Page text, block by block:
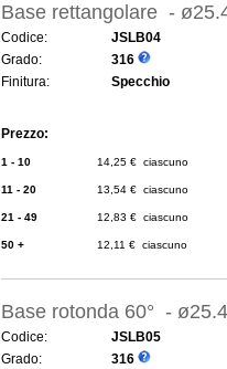
Base rettangolare -
Codice:
JSLB04
Grado:
316
Finitura:
Specchio
Prezzo:
1 - 10 14,25 € ciascuno
11 - 20 13,54 € ciascuno
21 - 49 12,83 € ciascuno
50 + 12,11 € ciascuno
Base rotonda 60° -
Codice:
JSLB05
Grado:
316